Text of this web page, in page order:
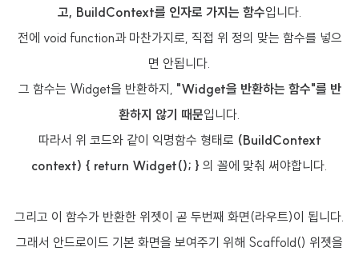
고, BuildContext를 인자로 가지는 함수입니다.
전에 void function과 마찬가지로, 직접 위 정의 맞는 함수를 넣으
면 안됩니다.
그 함수는 Widget을 반환하지, "Widget을 반환하는 함수"를 반
환하지 않기 때문입니다.
따라서 위 코드와 같이 익명함수 형태로 (BuildContext
context) { return Widget(); } 의 꼴에 맞춰 써야합니다.
그리고 이 함수가 반환한 위젯이 곧 두번째 화면(라우트)이 됩니다.
그래서 안드로이드 기본 화면을 보여주기 위해 Scaffold() 위젯을